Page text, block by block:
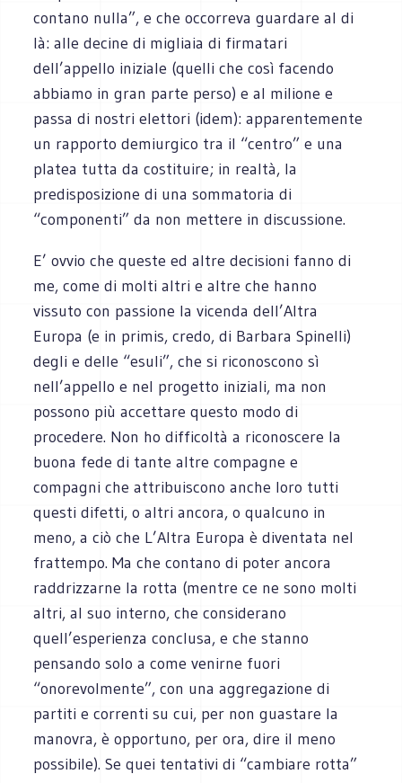
contano nulla”, e che occorreva guardare al di
là: alle decine di migliaia di firmatari
dell’appello iniziale (quelli che così facendo
abbiamo in gran parte perso) e al milione e
passa di nostri elettori (idem): apparentemente
un rapporto demiurgico tra il “centro” e una
platea tutta da costituire; in realtà, la
predisposizione di una sommatoria di
“componenti” da non mettere in discussione.
E’ ovvio che queste ed altre decisioni fanno di
me, come di molti altri e altre che hanno
vissuto con passione la vicenda dell’Altra
Europa (e in primis, credo, di Barbara Spinelli)
degli e delle “esuli”, che si riconoscono sì
nell’appello e nel progetto iniziali, ma non
possono più accettare questo modo di
procedere. Non ho difficoltà a riconoscere la
buona fede di tante altre compagne e
compagni che attribuiscono anche loro tutti
questi difetti, o altri ancora, o qualcuno in
meno, a ciò che L’Altra Europa è diventata nel
frattempo. Ma che contano di poter ancora
raddrizzarne la rotta (mentre ce ne sono molti
altri, al suo interno, che considerano
quell’esperienza conclusa, e che stanno
pensando solo a come venirne fuori
“onorevolmente”, con una aggregazione di
partiti e correnti su cui, per non guastare la
manovra, è opportuno, per ora, dire il meno
possibile). Se quei tentativi di “cambiare rotta”